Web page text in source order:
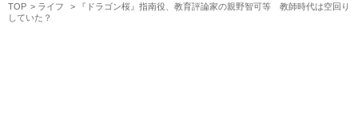
TOP ライフ
『ドラゴン桜』指南役、教育評論家の親野智可等 教師時代は空回り
していた？